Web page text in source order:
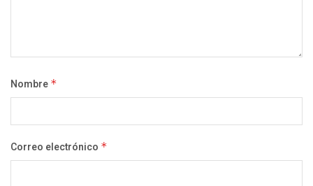
Nombre *
Correo electrónico *